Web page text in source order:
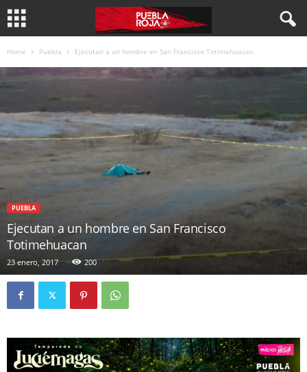
Home Puebla Ejecutan a un hombre en San Francisco Totimehuacan
PUEBLA
Ejecutan a un hombre en San Francisco
Totimehuacan
23 enero, 2017 200